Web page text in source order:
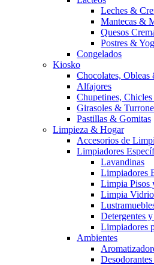
Leches &
Mantecas &
Quesos
Postres &
Congelados
Kiosko
Chocolates, Obleas
Alfajores
Chupetines,
Girasoles &
Pastillas & Gomitas
Limpieza & Hogar
Accesorios de
Limpiadores
Lavandinas
Limpiadores
Limpia Pisos
Limpia
Detergentes
Limpiadores
Ambientes